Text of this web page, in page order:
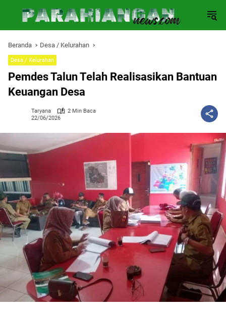
Beranda Desa / Kelurahan
Desa / Kelurahan
Pemdes Talun Telah Realisasikan Bantuan
Keuangan Desa
Taryana
2 Min Baca
22/06/2026